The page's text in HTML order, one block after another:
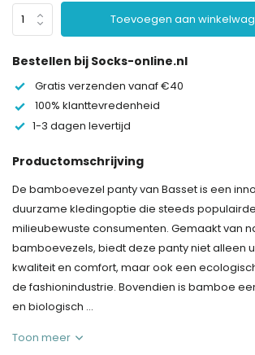
Toevoegen aan
Bestellen bij Socks-online.nl
Gratis verzenden vanaf €40
100% klanttevredenheid
1-3 dagen levertijd
Productomschrijving
De bamboevezel panty van Basset is een
duurzame kledingoptie die steeds
milieubewuste consumenten. Gemaakt van
bamboevezels, biedt deze panty niet alleen
kwaliteit en comfort, maar ook een
de fashionindustrie. Bovendien is bamboe
en biologisch ...
Toon meer